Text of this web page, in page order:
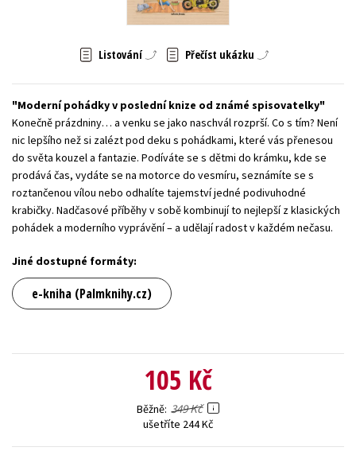
Zahraniční literatura
Všechny tituly
Listování Přečíst ukázku
Moderní pohádky v poslední knize od známé spisovatelky
Konečně prázdniny… a venku se jako naschvál rozprší. Co s tím? Není
nic lepšího než si zalézt pod deku s pohádkami, které vás přenesou
do světa kouzel a fantazie. Podíváte se s dětmi do krámku, kde se
prodává čas, vydáte se na motorce do vesmíru, seznámíte se s
roztančenou vílou nebo odhalíte tajemství jedné podivuhodné
krabičky. Nadčasové příběhy v sobě kombinují to nejlepší z klasických
pohádek a moderního vyprávění – a udělají radost v každém nečasu.
Jiné dostupné formáty:
e-kniha (Palmknihy.cz)
105 Kč
Běžně 349 Kč
ušetříte 244 Kč